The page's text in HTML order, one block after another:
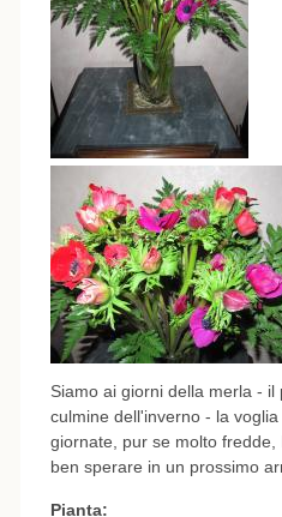
Siamo ai giorni della merla -
culmine dell'inverno - la
giornate, pur se molto
ben sperare in un prossimo
Pianta: